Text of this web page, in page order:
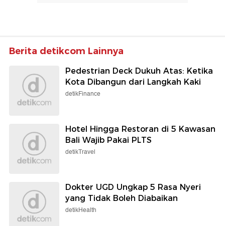
Berita detikcom Lainnya
Pedestrian Deck Dukuh Atas: Ketika
Kota Dibangun dari Langkah Kaki
detikFinance
Hotel Hingga Restoran di 5 Kawasan
Bali Wajib Pakai PLTS
detikTravel
Dokter UGD Ungkap 5 Rasa Nyeri
yang Tidak Boleh Diabaikan
detikHealth